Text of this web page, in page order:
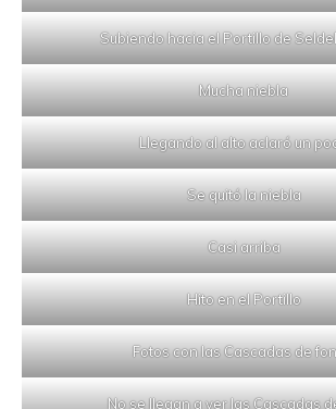
Subiendo hacia el Portillo de
Mucha niebla
Llegando al alto aclaró un
Se quitó la niebla
Casi arriba
Hito en el Portillo
Fotos con las Cascadas de
No se llegan a ver las Cascadas